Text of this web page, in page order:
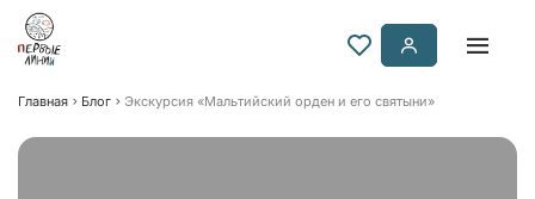
Главная Блог Экскурсия «Мальтийский орден и его святыни»